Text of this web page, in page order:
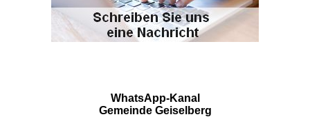
WhatsApp-Kanal
Gemeinde Geiselberg